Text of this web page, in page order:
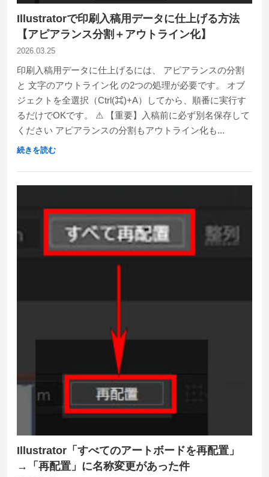
Illustratorで印刷入稿用データに仕上げる方法
【アピアランス分割＋アウトライン化】
2026.03.25
印刷入稿用データに仕上げるには、 アピアランスの分割
と 文字のアウトライン化 の2つの処理が必要です。 オブ
ジェクトを全選択（Ctrl(⌘)+A）してから、順番に実行す
るだけでOKです。 ⚠ 【重要】入稿前に必ず別名保存して
ください アピアランスの分割もアウトライン化も...
続きを読む
Illustrator「すべてのアートボードを再配置」
→「再配置」に名称変更があった件